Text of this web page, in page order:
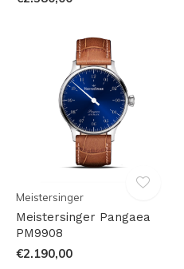
Meistersinger
Meistersinger Pangaea
PM9908
€2.190,00